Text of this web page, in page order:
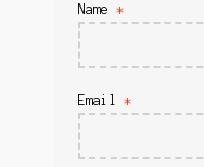
Name *
Email *